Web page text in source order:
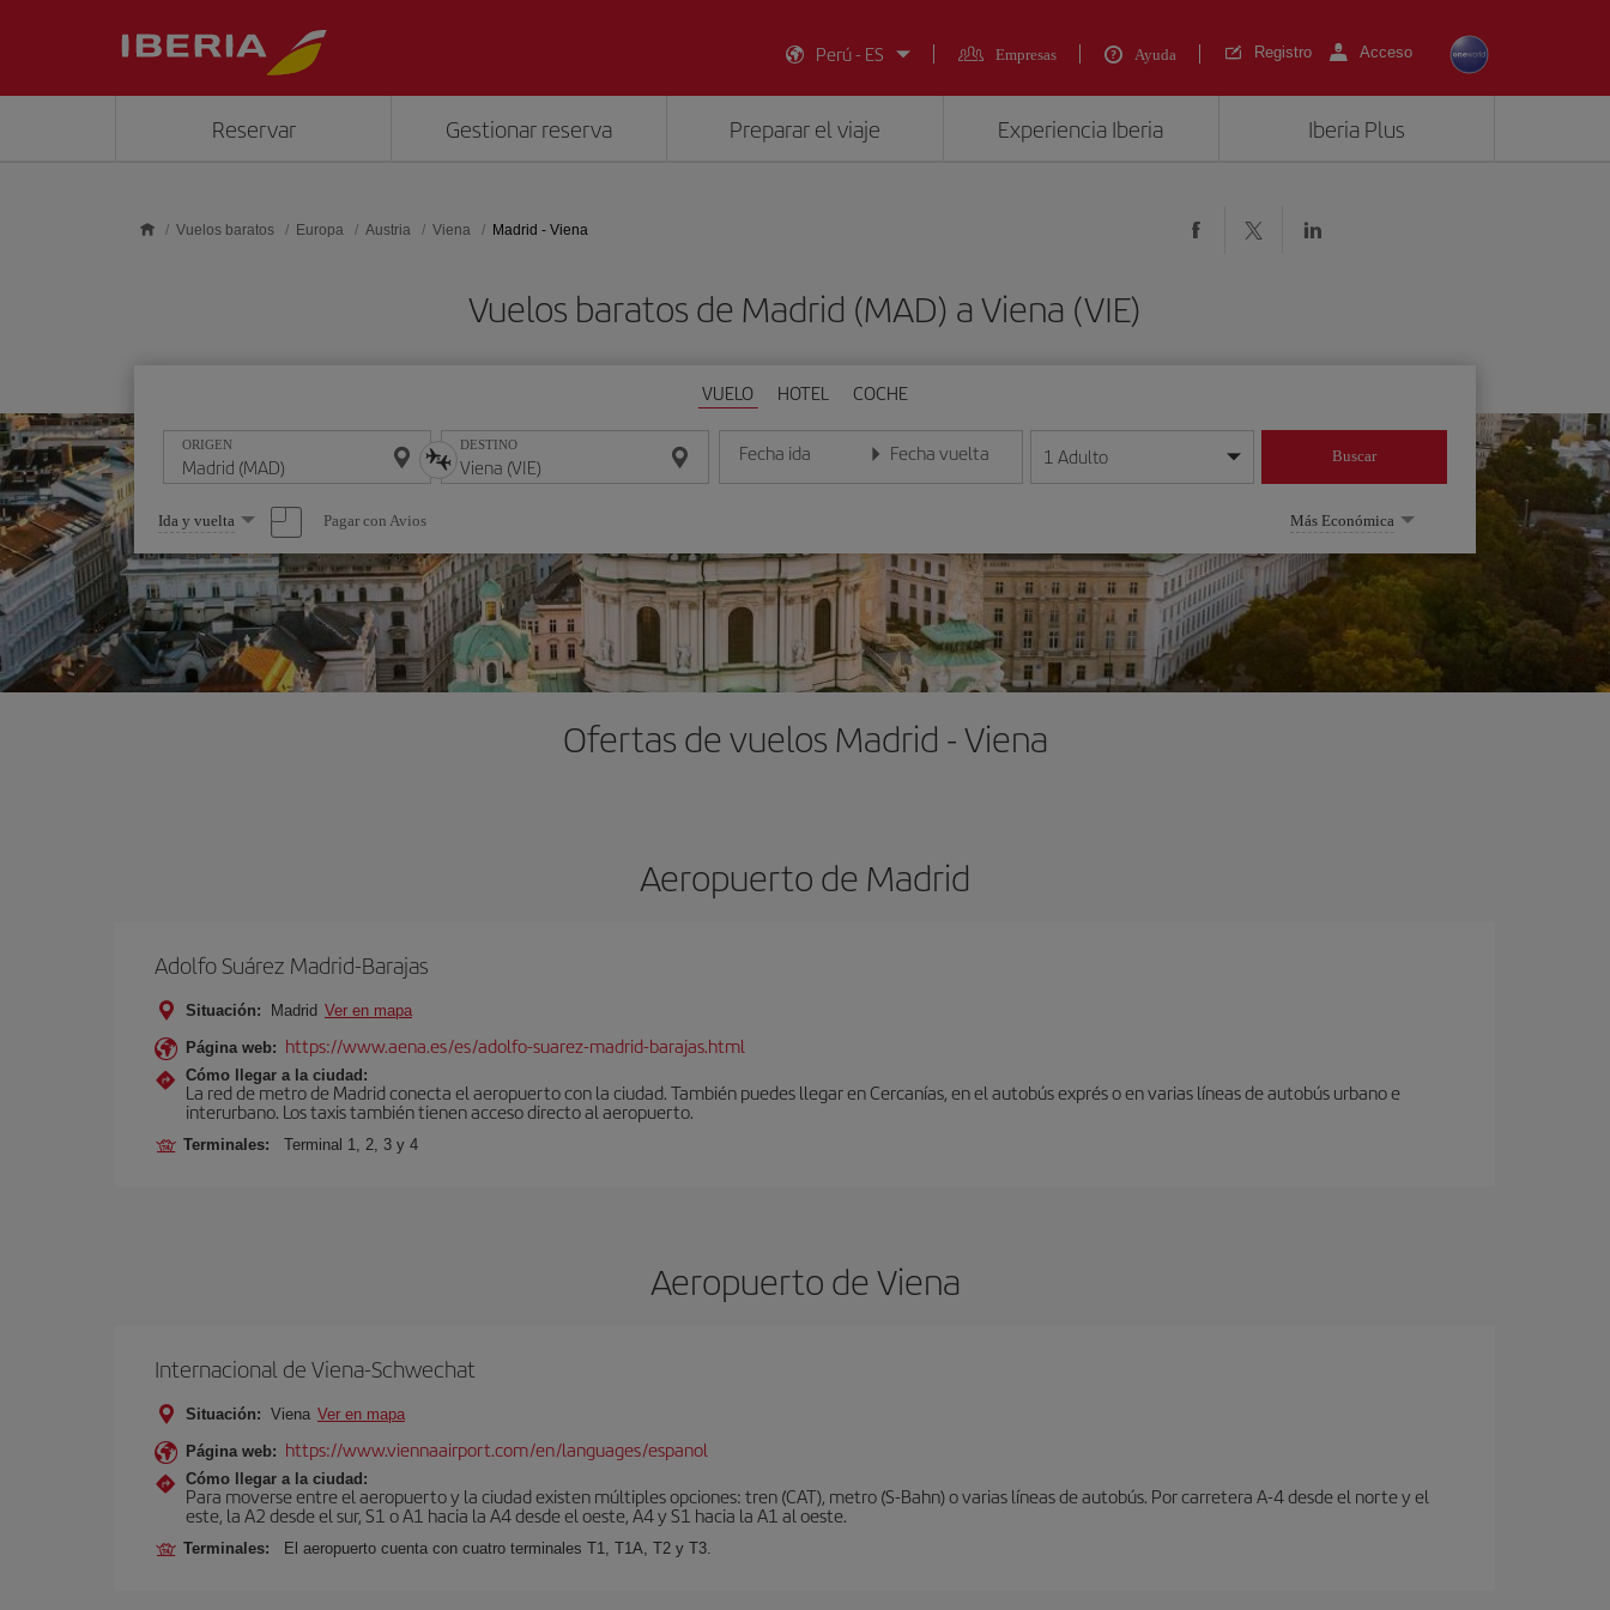
Perú - ES
Empresas Ayuda Registro Acceso
Reservar Gestionar reserva Preparar el viaje Experiencia Iberia Iberia Plus
Vuelos baratos Europa Austria Viena Madrid - Viena
Vuelos baratos de Madrid (MAD) a Viena (VIE)
VUELO HOTEL COCHE
ORIGEN DESTINO Fecha ida
Introduce la fecha en formato día/mes/año
Fecha vuelta
Introduce la fecha en formato día/mes/año
1 Adulto Buscar
Seleccione
una
opción
Ida y vuelta Pagar con Avios Más Económica
Ofertas de vuelos Madrid - Viena
Aeropuerto de Madrid
Adolfo Suárez Madrid-Barajas
Situación: Madrid Ver en mapa
Página web: https://www.aena.es/es/adolfo-suarez-madrid-barajas.html
Cómo llegar a la ciudad:
La red de metro de Madrid conecta el aeropuerto con la ciudad. También puedes llegar en Cercanías, en el autobús exprés o en varias líneas de autobús urbano e
interurbano. Los taxis también tienen acceso directo al aeropuerto.
Terminales: Terminal 1, 2, 3 y 4
Aeropuerto de Viena
Internacional de Viena-Schwechat
Situación: Viena Ver en mapa
Página web: https://www.viennaairport.com/en/languages/espanol
Cómo llegar a la ciudad:
Para moverse entre el aeropuerto y la ciudad existen múltiples opciones: tren (CAT), metro (S-Bahn) o varias líneas de autobús. Por carretera A-4 desde el norte y el
este, la A2 desde el sur, S1 o A1 hacia la A4 desde el oeste, A4 y S1 hacia la A1 al oeste.
Terminales: El aeropuerto cuenta con cuatro terminales T1, T1A, T2 y T3.